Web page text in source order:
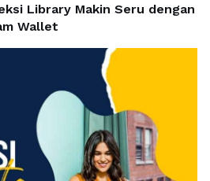
Library Makin Seru dengan
Wallet